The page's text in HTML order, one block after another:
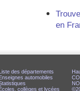
en
des départements
automobiles
collèges et lycées